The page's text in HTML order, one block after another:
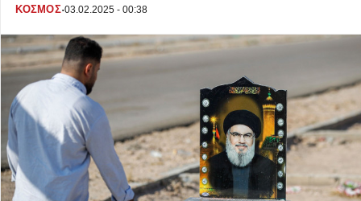
ΚΟΣΜΟΣ·03.02.2025 - 00:38